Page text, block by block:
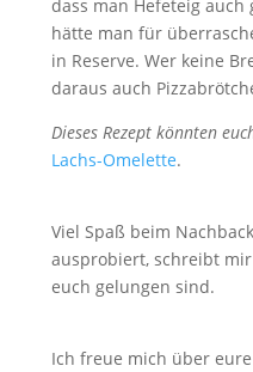
dass man Hefeteig
hätte man für
in Reserve. Wer keine
daraus auch
Dieses Rezept könnten
Lachs-Omelette.
Viel Spaß beim
ausprobiert, schreibt
euch gelungen sind.
Ich freue mich über